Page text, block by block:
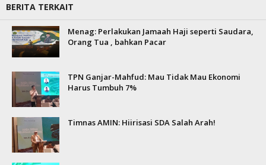
BERITA TERKAIT
Menag: Perlakukan Jamaah Haji seperti Saudara,
Orang Tua , bahkan Pacar
TPN Ganjar-Mahfud: Mau Tidak Mau Ekonomi
Harus Tumbuh 7%
Timnas AMIN: Hiirisasi SDA Salah Arah!